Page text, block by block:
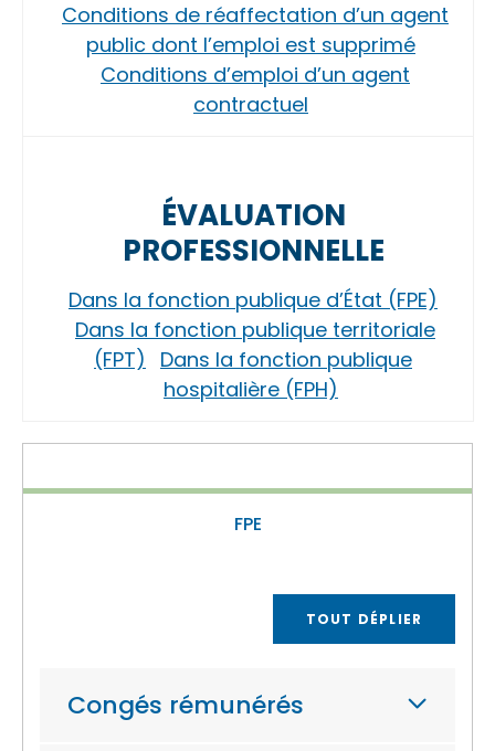
Conditions de réaffectation d’un agent
public dont l’emploi est supprimé
Conditions d’emploi d’un agent
contractuel
ÉVALUATION
PROFESSIONNELLE
Dans la fonction publique d’État (FPE)
Dans la fonction publique territoriale
(FPT)
Dans la fonction publique
hospitalière (FPH)
FPE
TOUT DÉPLIER
Congés rémunérés